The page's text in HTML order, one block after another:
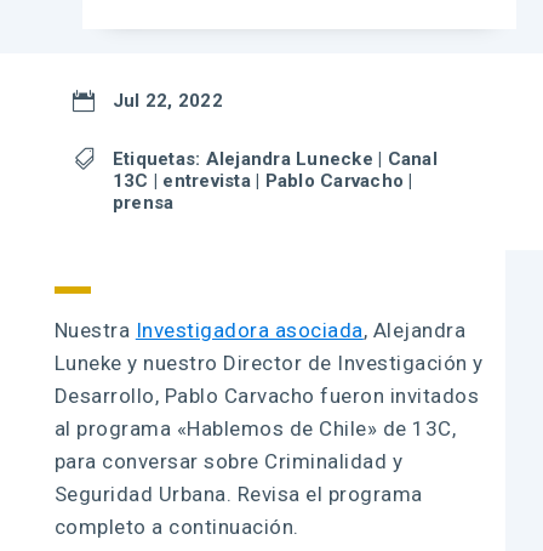
 Jul 22, 2022
 Etiquetas: Alejandra Lunecke | Canal
13C | entrevista| Pablo Carvacho |
prensa
Nuestra Investigadora asociada, Alejandra
Luneke y nuestro Director de Investigación y
Desarrollo, Pablo Carvacho fueron invitados
al programa «Hablemos de Chile» de 13C,
para conversar sobre Criminalidad y
Seguridad Urbana. Revisa el programa
completo a continuación.